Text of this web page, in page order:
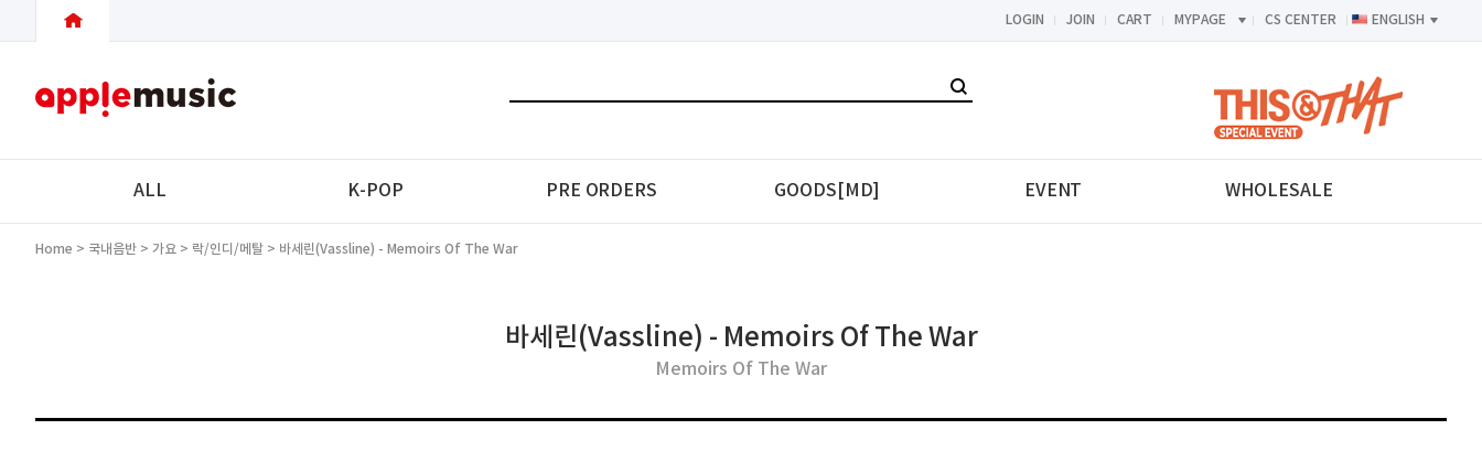
LOGIN JOIN CART MYPAGE CS CENTER ENGLISH
<-->
ALL K-POP PRE ORDERS GOODS[MD] EVENT WHOLESALE
Home > 국내음반 > 가요 > 락/인디/메탈 > 바세린(Vassline) - Memoirs Of The War
바세린(Vassline) - Memoirs Of The War
Memoirs Of The War